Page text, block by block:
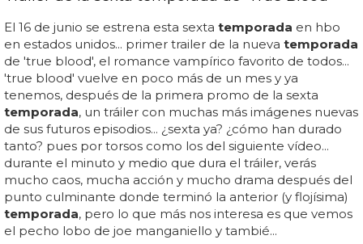
LADY GAGA EN AHS
¿Cómo será el personaje de Lady Gaga en la
sexta temporada de 'American Horror Story'?
Y tú ¿qué personaje te gustaría que interpretara lady
gaga en la sextatemporadade 'american horror story'?...
los teasers de la nuevatemporadade 'american horror
story' tienen mareados a los fans de la serie... hay quién
dice que interpretará a la heroína de latemporada, algo
así como fue lana banana en la segundatemporada